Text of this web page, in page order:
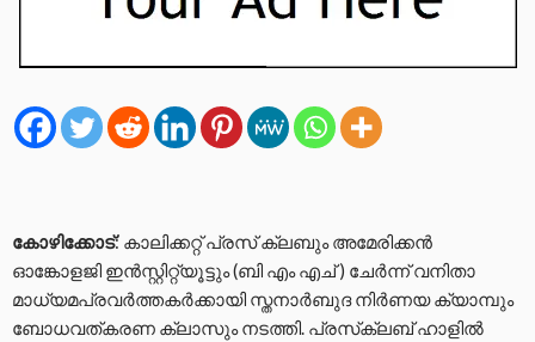
കോഴിക്കോട്: കാലിക്കറ്റ് പ്രസ് ക്ലബും അമേരിക്കന്‍
ഓങ്കോളജി ഇന്‍സ്റ്റിറ്റ്യൂട്ടും (ബി എം എച് ) ചേര്‍ന്ന് വനിതാ
മാധ്യമപ്രവര്‍ത്തകര്‍ക്കായി സ്തനാര്‍ബുദ നിര്‍ണയ ക്യാമ്പും
ബോധവത്കരണ ക്ലാസും നടത്തി. പ്രസ്‌ക്ലബ് ഹാളില്‍